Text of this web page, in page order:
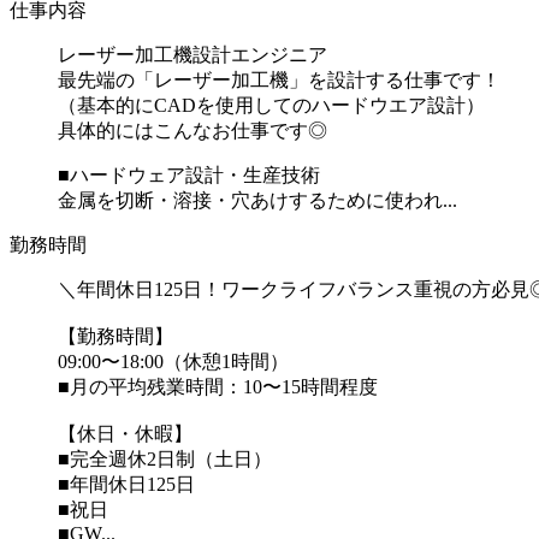
仕事内容
レーザー加工機設計エンジニア
最先端の「レーザー加工機」を設計する仕事です！
（基本的にCADを使用してのハードウエア設計）
具体的にはこんなお仕事です◎
■ハードウェア設計・生産技術
金属を切断・溶接・穴あけするために使われ...
勤務時間
＼年間休日125日！ワークライフバランス重視の方必
【勤務時間】
09:00〜18:00（休憩1時間）
■月の平均残業時間：10〜15時間程度
【休日・休暇】
■完全週休2日制（土日）
■年間休日125日
■祝日
■GW...